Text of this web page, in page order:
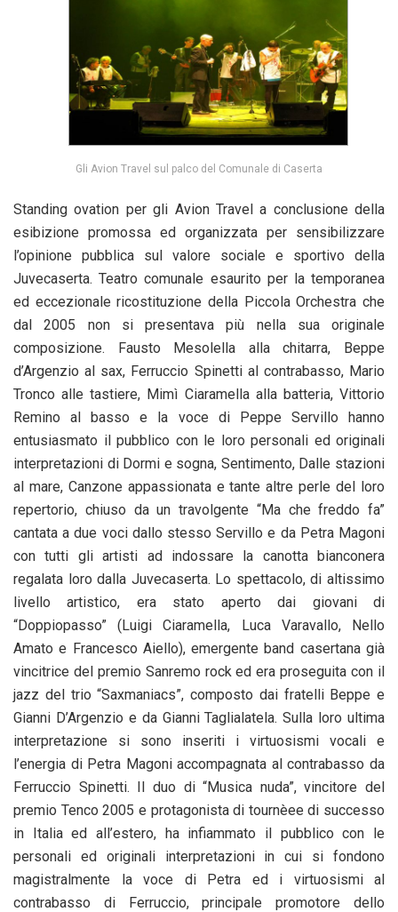
Gli Avion Travel sul palco del Comunale di Caserta
Standing ovation per gli Avion Travel a conclusione della
esibizione promossa ed organizzata per sensibilizzare
l’opinione pubblica sul valore sociale e sportivo della
Juvecaserta. Teatro comunale esaurito per la temporanea
ed eccezionale ricostituzione della Piccola Orchestra che
dal 2005 non si presentava più nella sua originale
composizione. Fausto Mesolella alla chitarra, Beppe
d’Argenzio al sax, Ferruccio Spinetti al contrabasso, Mario
Tronco alle tastiere, Mimì Ciaramella alla batteria, Vittorio
Remino al basso e la voce di Peppe Servillo hanno
entusiasmato il pubblico con le loro personali ed originali
interpretazioni di Dormi e sogna, Sentimento, Dalle stazioni
al mare, Canzone appassionata e tante altre perle del loro
repertorio, chiuso da un travolgente “Ma che freddo fa”
cantata a due voci dallo stesso Servillo e da Petra Magoni
con tutti gli artisti ad indossare la canotta bianconera
regalata loro dalla Juvecaserta. Lo spettacolo, di altissimo
livello artistico, era stato aperto dai giovani di
“Doppiopasso” (Luigi Ciaramella, Luca Varavallo, Nello
Amato e Francesco Aiello), emergente band casertana già
vincitrice del premio Sanremo rock ed era proseguita con il
jazz del trio “Saxmaniacs”, composto dai fratelli Beppe e
Gianni D’Argenzio e da Gianni Taglialatela. Sulla loro ultima
interpretazione si sono inseriti i virtuosismi vocali e
l’energia di Petra Magoni accompagnata al contrabasso da
Ferruccio Spinetti. Il duo di “Musica nuda”, vincitore del
premio Tenco 2005 e protagonista di tournèee di successo
in Italia ed all’estero, ha infiammato il pubblico con le
personali ed originali interpretazioni in cui si fondono
magistralmente la voce di Petra ed i virtuosismi al
contrabasso di Ferruccio, principale promotore dello